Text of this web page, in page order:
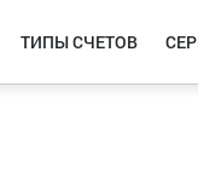
ТИПЫ СЧЕТОВ